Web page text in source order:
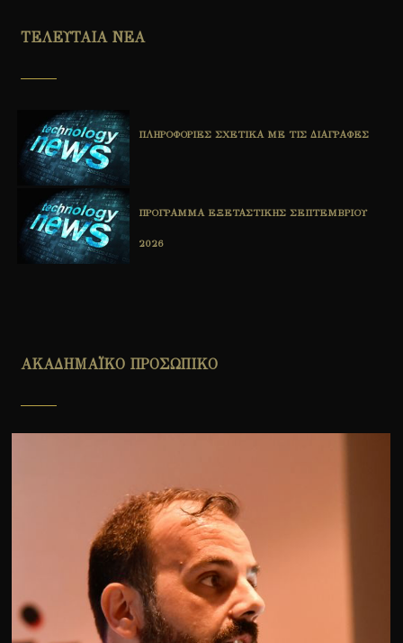
ΤΕΛΕΥΤΑΙΑ ΝΕΑ
ΠΛΗΡΟΦΟΡΙΕΣ ΣΧΕΤΙΚΑ ΜΕ ΤΙΣ ΔΙΑΓΡΑΦΕΣ
ΠΡΟΓΡΑΜΜΑ ΕΞΕΤΑΣΤΙΚΗΣ ΣΕΠΤΕΜΒΡΙΟΥ
2026
ΑΚΑΔΗΜΑΪΚΟ ΠΡΟΣΩΠΙΚΟ